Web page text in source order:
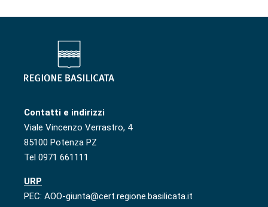
Contatti e indirizzi
Viale Vincenzo Verrastro, 4
85100 Potenza PZ
Tel 0971 661111
URP
PEC: AOO-giunta@cert.regione.basilicata.it